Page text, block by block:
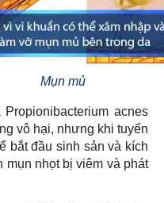
Mụn mủ
acnes
vô hại, nhưng khi tuyến
bắt đầu sinh sản và kích
mụn nhọt bị viêm và phát